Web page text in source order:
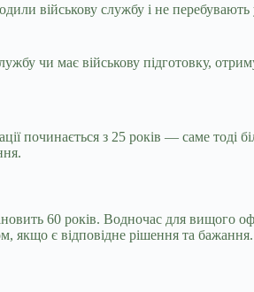
військову службу і не
чи має військову підготовку,
починається з 25 років — саме тоді
60 років. Водночас для
якщо є відповідне рішення та бажання.